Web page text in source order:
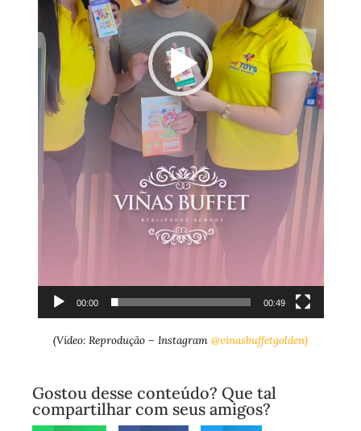
00:00 00:49
(Vídeo: Reprodução – Instagram @vinasbuffetgolden)
Gostou desse conteúdo? Que tal
compartilhar com seus amigos?